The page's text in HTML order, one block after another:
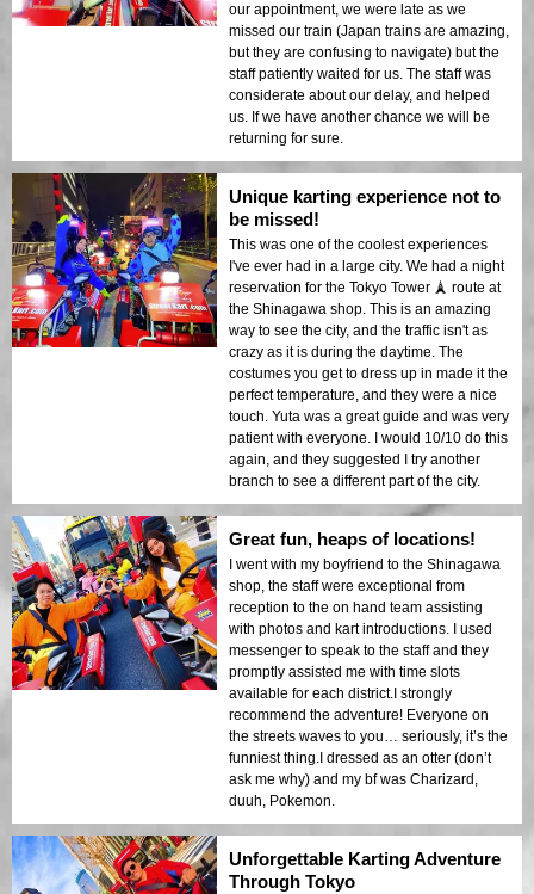
our appointment, we were late as we
missed our train (Japan trains are amazing,
but they are confusing to navigate) but the
staff patiently waited for us. The staff was
considerate about our delay, and helped
us. If we have another chance we will be
returning for sure.
Unique karting experience not to
be missed!
This was one of the coolest experiences
I've ever had in a large city. We had a night
reservation for the Tokyo Tower 🗼 route at
the Shinagawa shop. This is an amazing
way to see the city, and the traffic isn't as
crazy as it is during the daytime. The
costumes you get to dress up in made it the
perfect temperature, and they were a nice
touch. Yuta was a great guide and was very
patient with everyone. I would 10/10 do this
again, and they suggested I try another
branch to see a different part of the city.
Great fun, heaps of locations!
I went with my boyfriend to the Shinagawa
shop, the staff were exceptional from
reception to the on hand team assisting
with photos and kart introductions. I used
messenger to speak to the staff and they
promptly assisted me with time slots
available for each district.I strongly
recommend the adventure! Everyone on
the streets waves to you… seriously, it’s the
funniest thing.I dressed as an otter (don’t
ask me why) and my bf was Charizard,
duuh, Pokemon.
Unforgettable Karting Adventure
Through Tokyo